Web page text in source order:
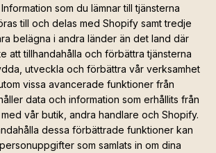
som du lämnar till tjänsterna
till och delas med Shopify samt tredje
belägna i andra länder än det land där
att tillhandahålla och förbättra tjänsterna
utveckla och förbättra vår verksamhet
vissa avancerade funktioner från
data och information som erhållits från
vår butik, andra handlare och Shopify.
dessa förbättrade funktioner kan
som samlats in om dina